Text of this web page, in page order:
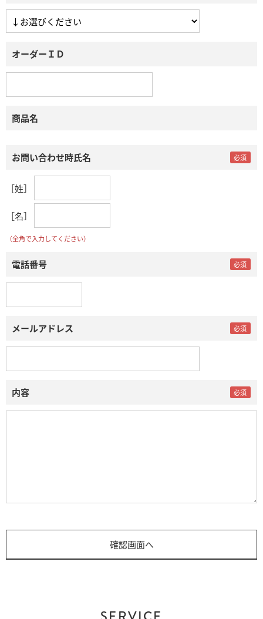
オーダーＩＤ
商品名
お問い合わせ時氏名
［姓］
［名］
（全角で入力してください）
電話番号
メールアドレス
内容